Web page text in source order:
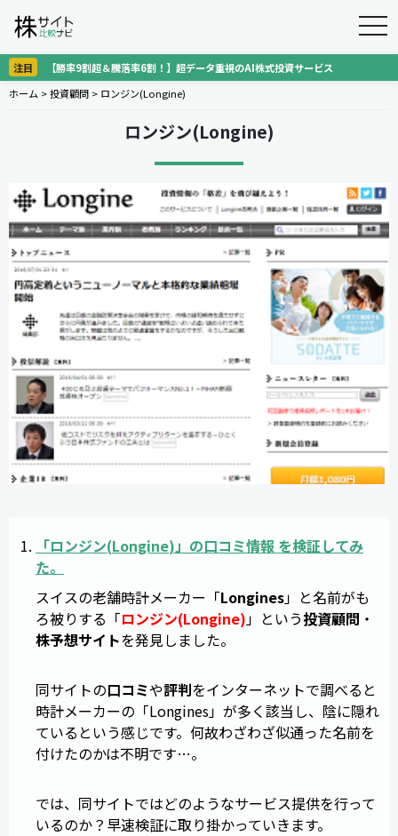
注目
【勝率9割超＆騰落率6割！】超データ重視のAI株式投資サービス
ホーム >投資顧問 > ロンジン(Longine)
ロンジン(Longine)
「ロンジン(Longine)」の口コミ情報 を検証してみ
た。
スイスの老舗時計メーカー「Longines」と名前がも
ろ被りする「ロンジン(Longine) 」という投資顧問 ・
株予想サイトを発見しました。
同サイトの口コミや評判をインターネットで調べると
時計メーカーの「Longines」が多く該当し、陰に隠れ
ているという感じです。何故わざわざ似通った名前を
付けたのかは不明です…。
では、同サイトではどのようなサービス提供を行って
いるのか？早速検証に取り掛かっていきます。